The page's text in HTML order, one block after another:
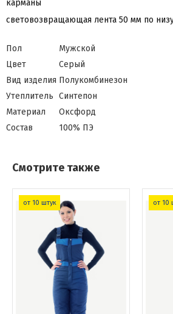
карманы
световозвращающая лента 50 мм по
Пол
Мужской
Цвет
Серый
Вид изделия Полукомбинезон
Утеплитель Синтепон
Материал
Оксфорд
Состав
100% ПЭ
Смотрите также
от 10 штук от 10